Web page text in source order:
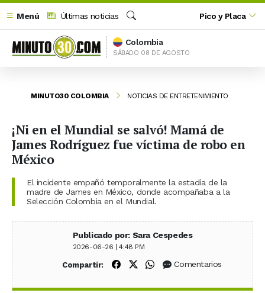
Menú
Últimas noticias
Buscar
Pico y Placa
Colombia
SÁBADO 08 DE AGOSTO
MINUTO30 COLOMBIA NOTICIAS DE ENTRETENIMIENTO
¡Ni en el Mundial se salvó! Mamá de
James Rodríguez fue víctima de robo en
México
El incidente empañó temporalmente la estadía de la
madre de James en México, donde acompañaba a la
Selección Colombia en el Mundial.
Publicado por: Sara Cespedes
2026-06-26 | 4:48 PM
Compartir: Compartir en Facebook
Compartir en X (Twitter)
Compartir en WhatsApp
Comentarios